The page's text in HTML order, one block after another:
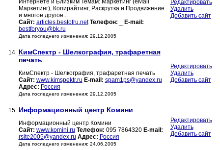
Интернете и Близким Темам: Маркетинг (eMail
Маркетинг), Копирайтинг, Раскрутка и Продвижение
и многое другое...
Сайт: articles.bestofru.net Телефон:
E-mail:
bestforyou@bk.ru
Дата последнего изменения: 29.12.2005
Редактировать
Удалить
Добавить сайт
14. КимСпектр - Шелкография, трафаретная
печать
КимСпектр - Шелкография, трафаретная печать
Сайт: www.kimspektr.ru E-mail: spam1ps@yandex.ru
Адрес: Россия
Дата последнего изменения: 29.12.2005
Редактировать
Удалить
Добавить сайт
15. Информационный центр Комини
Информационный центр Комини
Сайт: www.komini.ru Телефон: 095 7864320 E-mail:
rsite2005@yandex.ru Адрес: Россия
Дата последнего изменения: 24.06.2005
Редактировать
Удалить
Добавить сайт